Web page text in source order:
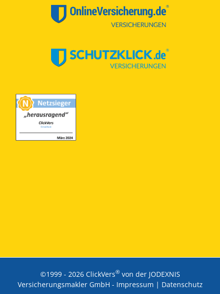
©1999 - 2026 ClickVers®von der JODEXNIS
Versicherungsmakler GmbH - Impressum | Datenschutz